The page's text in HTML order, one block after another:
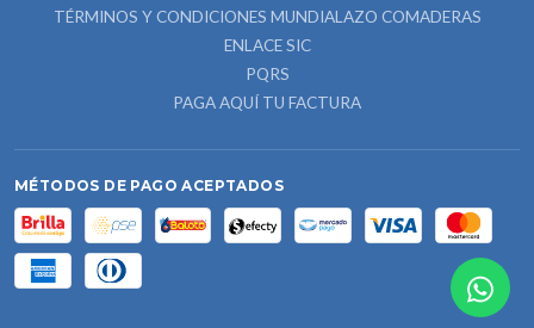
TÉRMINOS Y CONDICIONES MUNDIALAZO COMADERAS
ENLACE SIC
PQRS
PAGA AQUÍ TU FACTURA
MÉTODOS DE PAGO ACEPTADOS